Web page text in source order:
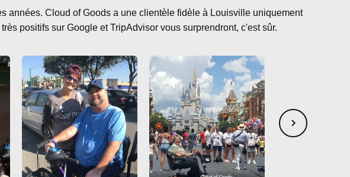
années. Cloud of Goods a une clientèle fidèle à Louisville uniquement
positifs sur Google et TripAdvisor vous surprendront, c'est sûr.